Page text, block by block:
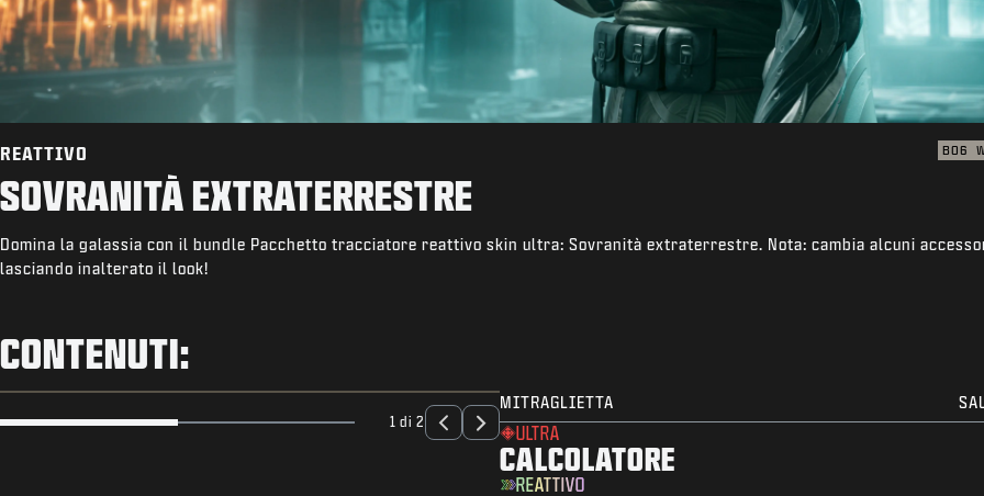
REATTIVO BO6
SOVRANITÀ EXTRATERRESTRE
Domina la galassia con il bundle Pacchetto tracciatore reattivo skin ultra: Sovranità extraterrestre. Nota: cambia alcuni
lasciando inalterato il look!
CONTENUTI:
1 di 2
MITRAGLIETTA
ULTRA
CALCOLATORE
REATTIVO